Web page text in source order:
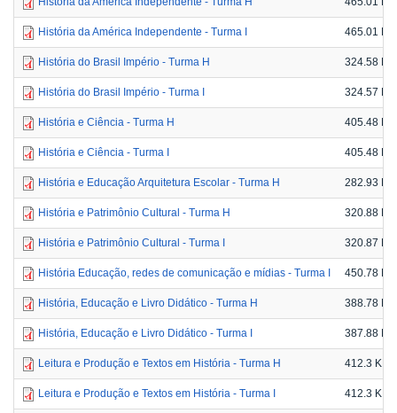
História da América Independente - Turma I 465.01 KB
História do Brasil Império - Turma H 324.58 KB
História do Brasil Império - Turma I 324.57 KB
História e Ciência - Turma H 405.48 KB
História e Ciência - Turma I 405.48 KB
História e Educação Arquitetura Escolar - Turma H 282.93 KB
História e Patrimônio Cultural - Turma H 320.88 KB
História e Patrimônio Cultural - Turma I 320.87 KB
História Educação, redes de comunicação e mídias - Turma I 450.78 KB
História, Educação e Livro Didático - Turma H 388.78 KB
História, Educação e Livro Didático - Turma I 387.88 KB
Leitura e Produção e Textos em História - Turma H 412.3 KB
Leitura e Produção e Textos em História - Turma I 412.3 KB